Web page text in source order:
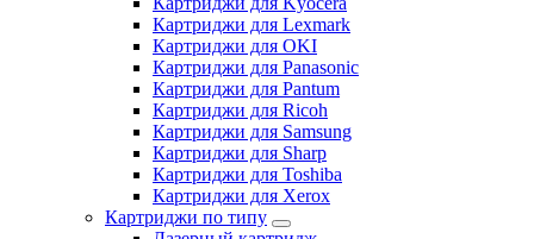
Картриджи для Lexmark
Картриджи для OKI
Картриджи для Panasonic
Картриджи для Pantum
Картриджи для Ricoh
Картриджи для Samsung
Картриджи для Sharp
Картриджи для Toshiba
Картриджи для Xerox
Картриджи по типу